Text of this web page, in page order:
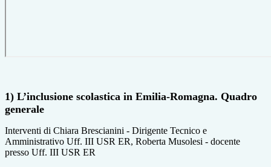
1) L’inclusione scolastica in Emilia-Romagna. Quadro
generale
Interventi di Chiara Brescianini - Dirigente Tecnico e
Amministrativo Uff. III USR ER, Roberta Musolesi - docente
presso Uff. III USR ER